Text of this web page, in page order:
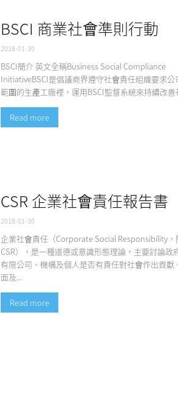
顧
有
BSCI 商業社會準則行動
2018-01-30
BSCI簡介 英文全稱Business Social Compliance
InitiativeBSCI是倡議商界遵守社會責任組織要求公
範圍的生產工廠裡，運用BSCI監督系統來持續改善
Read more
CSR 企業社會責任報告書
2018-01-30
企業社會責任（Corporate Social Responsibility，
CSR），是一種道德或意識形態理論，主要討論政
有限公司、機構及個人是否有責任對社會作出貢獻
面及...
Read more